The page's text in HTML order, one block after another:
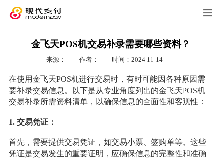
金飞天POS机交易补录需要哪些资料？
来源： 作者： 时间：2024-11-14
在使用金飞天POS机进行交易时，有时可能因各种原因需
要补录交易信息。以下是从专业角度列出的金飞天POS机
交易补录所需资料清单，以确保信息的全面性和客观性：
1. 交易凭证：
首先，需要提供交易凭证，如交易小票、签购单等。这些
凭证是交易发生的重要证明，应确保信息的完整性和准确